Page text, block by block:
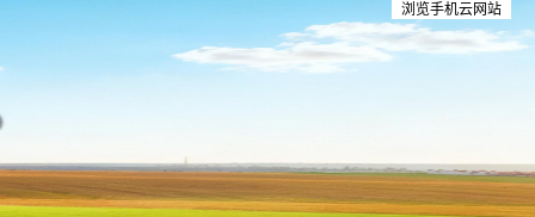
浏览手机云网站